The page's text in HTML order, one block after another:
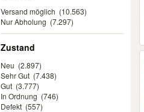
Versand möglich (10.563)
Nur Abholung (7.297)
Zustand
Neu (2.897)
Sehr Gut (7.438)
Gut (3.777)
In Ordnung (746)
Defekt (557)